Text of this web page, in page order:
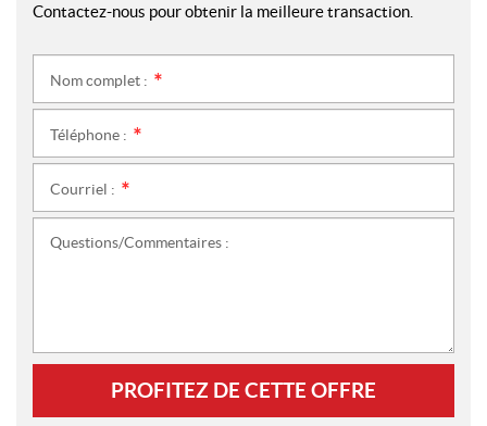
Contactez-nous pour obtenir la meilleure transaction.
Nom complet :
Téléphone :
Courriel :
Questions/Commentaires :
PROFITEZ DE CETTE OFFRE